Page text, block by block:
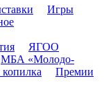
Игры
ЯГОО
МБА «Молодо-
Премии